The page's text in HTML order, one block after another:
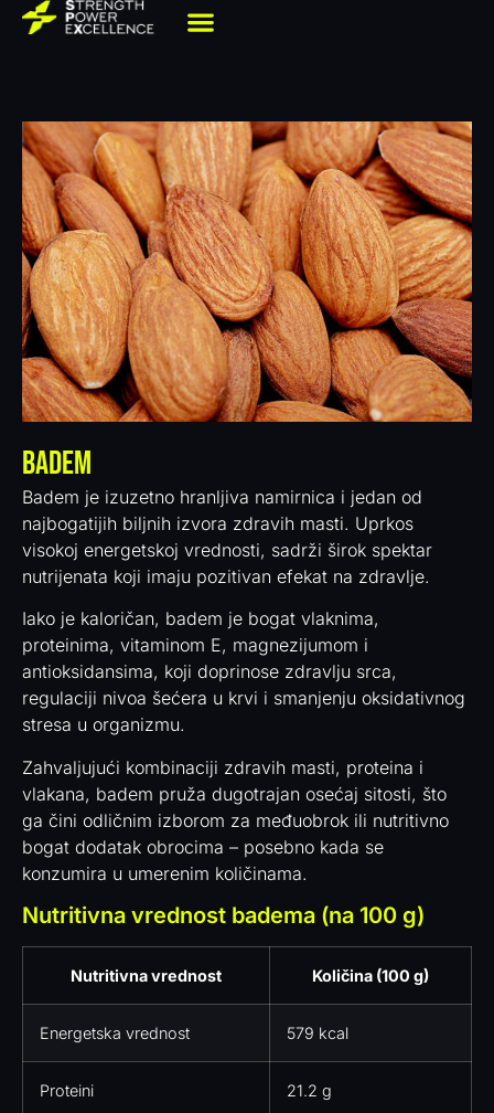
Badem
Badem je izuzetno hranljiva namirnica i jedan od
najbogatijih biljnih izvora zdravih masti. Uprkos
visokoj energetskoj vrednosti, sadrži širok spektar
nutrijenata koji imaju pozitivan efekat na zdravlje.
Iako je kaloričan, badem je bogat vlaknima,
proteinima, vitaminom E, magnezijumom i
antioksidansima, koji doprinose zdravlju srca,
regulaciji nivoa šećera u krvi i smanjenju oksidativnog
stresa u organizmu.
Zahvaljujući kombinaciji zdravih masti, proteina i
vlakana, badem pruža dugotrajan osećaj sitosti, što
ga čini odličnim izborom za međuobrok ili nutritivno
bogat dodatak obrocima – posebno kada se
konzumira u umerenim količinama.
Nutritivna vrednost badema (na 100 g)
Nutritivna vrednost Količina (100 g)
Energetska vrednost 579 kcal
Proteini 21.2 g